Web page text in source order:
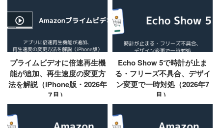
プライムビデオに倍速再生機
能が追加、再生速度の変更方
法を解説（iPhone版・2026年
7月）
Echo Show 5で時計が止ま
る・フリーズ不具合、デザイ
ン変更で一時対処（2026年7
月）